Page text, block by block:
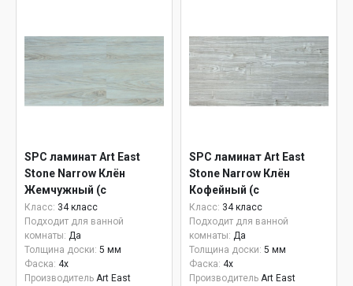
SPC ламинат Art East
Stone Narrow Клён
Жемчужный (с
подложкой) ASL 139
Класс: 34 класс
Подходит для ванной
комнаты: Да
Толщина доски: 5 мм
Фаска: 4x
Производитель Art East
SPC ламинат Art East
Stone Narrow Клён
Кофейный (с
подложкой) ASL 140
Класс: 34 класс
Подходит для ванной
комнаты: Да
Толщина доски: 5 мм
Фаска: 4x
Производитель Art East